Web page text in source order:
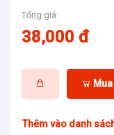
Tổng giá:
38,000 đ
Thêm vào danh